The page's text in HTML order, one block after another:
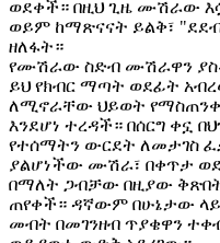
ወደቀች። በዚህ ጊዜ ሙሽራው
ወይም ከማጽናናት ይልቅ፣
ዘለፋት።
የሙሽራው ስድብ ሙሽራዋን
ይህ የክብር ማጣት ወደፊት
ለሚኖራቸው ህይወት
እንደሆነ ተረዳች። በሰርግ ቀኗ
የተሰማትን ውርደት ለመታገስ
ያልሆነችው ሙሽራ፣ በቀጥታ
በማለት ጋብቻው በዚያው
ጠየቀች። ዳኛውም በሁኔታው ላይ
መብት በመገንዘብ ጥያቄዋን